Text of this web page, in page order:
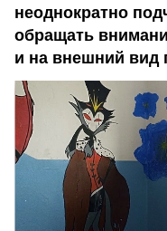
неоднократно
обращать
и на внешний вид